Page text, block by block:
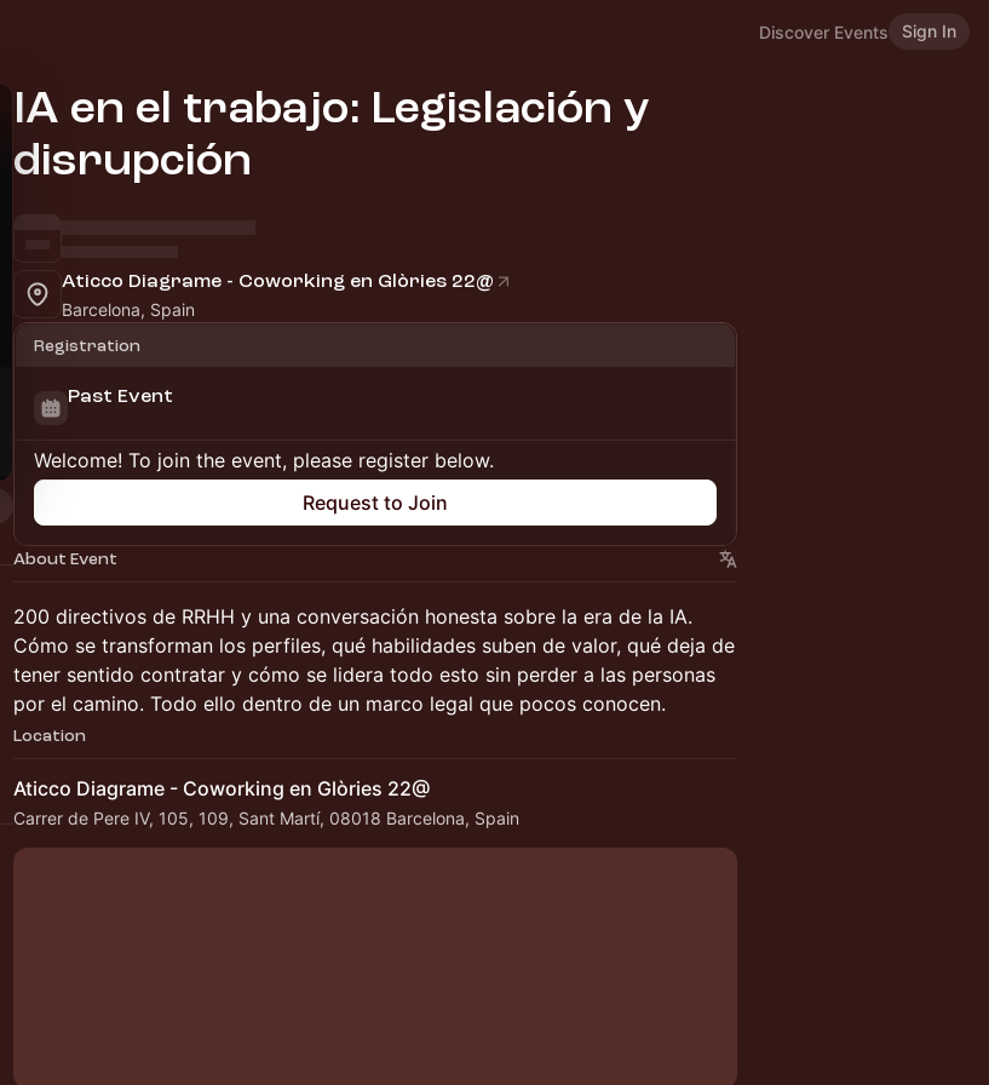
Discover Events Sign In
IA en el trabajo: Legislación y
disrupción
Aticco Diagrame - Coworking en Glòries 22@
Barcelona, Spain
Registration
Past Event
Welcome! To join the event, please register below.
Request to Join
About Event
200 directivos de RRHH y una conversación honesta sobre la era de la IA.
Cómo se transforman los perfiles, qué habilidades suben de valor, qué deja de
tener sentido contratar y cómo se lidera todo esto sin perder a las personas
por el camino. Todo ello dentro de un marco legal que pocos conocen.
Location
Aticco Diagrame - Coworking en Glòries 22@
Carrer de Pere IV, 105, 109, Sant Martí, 08018 Barcelona, Spain